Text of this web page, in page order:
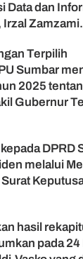
Data dan
Irzal Zamzami.
Terpilih
Sumbar
2025
Gubernur
DPRD
melalui
hasil
pada